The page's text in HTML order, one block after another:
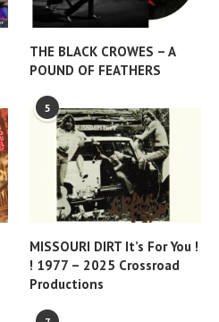
THE BLACK CROWES – A
POUND OF FEATHERS
5
MISSOURI DIRT It’s For You !
! 1977 – 2025 Crossroad
Productions